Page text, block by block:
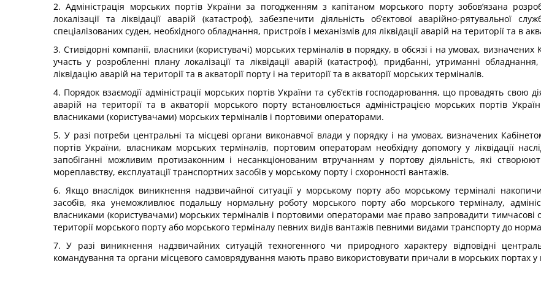
2. Адміністрація морських портів України за погодженням з капітаном морського порту зобов’язана
локалізації та ліквідації аварій (катастроф), забезпечити діяльність об’єктової аварійно-рятувальної
спеціалізованих суден, необхідного обладнання, пристроїв і механізмів для ліквідації аварій на території та в
3. Стивідорні компанії, власники (користувачі) морських терміналів в порядку, в обсязі і на умовах,
участь у розробленні плану локалізації та ліквідації аварій (катастроф), придбанні, утриманні
ліквідацію аварій на території та в акваторії порту і на території та в акваторії морських терміналів.
4. Порядок взаємодії адміністрації морських портів України та суб’єктів господарювання, що провадять свою
аварій на території та в акваторії морського порту встановлюється адміністрацією морських портів
власниками (користувачами) морських терміналів і портовими операторами.
5. У разі потреби центральні та місцеві органи виконавчої влади у порядку і на умовах, визначених
портів України, власникам морських терміналів, портовим операторам необхідну допомогу у ліквідації
запобіганні можливим протизаконним і несанкціонованим втручанням у портову діяльність, які
мореплавству, експлуатації транспортних засобів у морському порту і схоронності вантажів.
6. Якщо внаслідок виникнення надзвичайної ситуації у морському порту або морському терміналі
засобів, яка унеможливлює подальшу нормальну роботу морського порту або морського терміналу,
власниками (користувачами) морських терміналів і портовими операторами має право запровадити тимчасові
території морського порту або морського терміналу певних видів вантажів певними видами транспорту до
7. У разі виникнення надзвичайних ситуацій техногенного чи природного характеру відповідні
командування та органи місцевого самоврядування мають право використовувати причали в морських портах